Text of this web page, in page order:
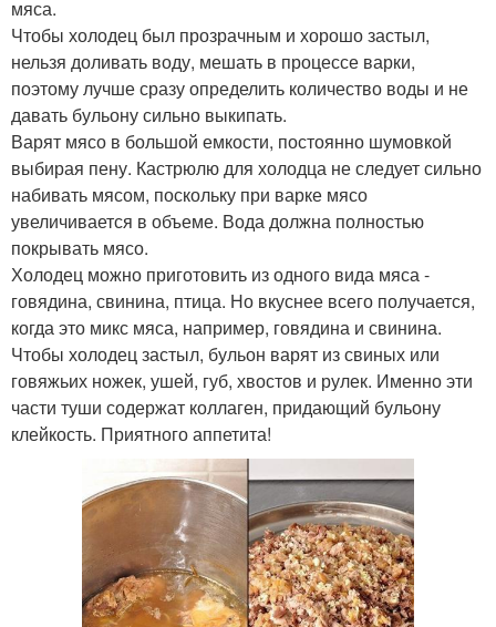
мяса.
Чтобы холодец был прозрачным и хорошо застыл,
нельзя доливать воду, мешать в процессе варки,
поэтому лучше сразу определить количество воды и не
давать бульону сильно выкипать.
Варят мясо в большой емкости, постоянно шумовкой
выбирая пену. Кастрюлю для холодца не следует сильно
набивать мясом, поскольку при варке мясо
увеличивается в объеме. Вода должна полностью
покрывать мясо.
Холодец можно приготовить из одного вида мяса -
говядина, свинина, птица. Но вкуснее всего получается,
когда это микс мяса, например, говядина и свинина.
Чтобы холодец застыл, бульон варят из свиных или
говяжьих ножек, ушей, губ, хвостов и рулек. Именно эти
части туши содержат коллаген, придающий бульону
клейкость. Приятного аппетита!